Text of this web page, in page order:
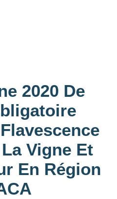
2020 De
Vigne Et
En Région